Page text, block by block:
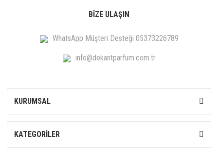
BİZE ULAŞIN
WhatsApp Müşteri Desteği 05373226789
info@dekantparfum.com.tr
KURUMSAL
KATEGORİLER